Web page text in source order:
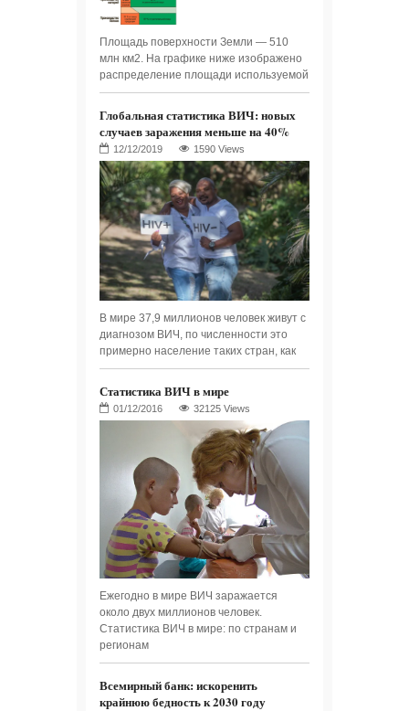
Площадь поверхности Земли — 510
млн км2. На графике ниже изображено
распределение площади используемой
Глобальная статистика ВИЧ: новых
случаев заражения меньше на 40%
1590 Views
В мире 37,9 миллионов человек живут с
диагнозом ВИЧ, по численности это
примерно население таких стран, как
Статистика ВИЧ в мире
32125 Views
Ежегодно в мире ВИЧ заражается
около двух миллионов человек.
Статистика ВИЧ в мире: по странам и
регионам
Всемирный банк: искоренить
крайнюю бедность к 2030 году